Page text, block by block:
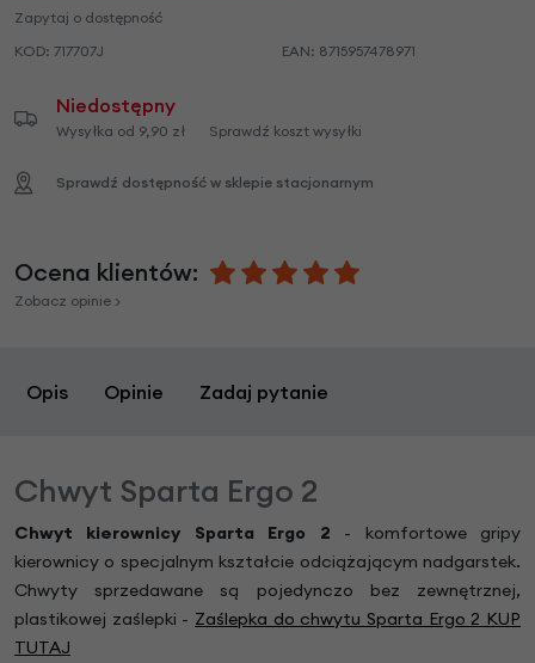
Zapytaj o dostępność
KOD: 717707J EAN: 8715957478971
Niedostępny
Wysyłka od 9,90 zł Sprawdź koszt wysyłki
Sprawdź dostępność w sklepie stacjonarnym
Ocena klientów:
Zobacz opinie >
Opis Opinie Zadaj pytanie
Chwyt Sparta Ergo 2
Chwyt kierownicy Sparta Ergo 2 - komfortowe gripy
kierownicy o specjalnym kształcie odciążającym nadgarstek.
Chwyty sprzedawane są pojedynczo bez zewnętrznej,
plastikowej zaślepki - Zaślepka do chwytu Sparta Ergo 2 KUP
TUTAJ